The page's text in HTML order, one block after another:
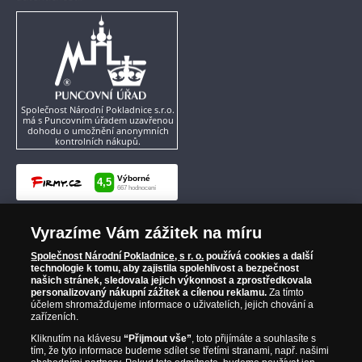
což bylo považováno za dobré znamení.
Červen má ve znamení nejznámější šťastnou
minci pfennik z Německa, která se razila od roku
1995 do roku 1996. Mince průměrem dosahuje
16,50 milimetrů a gramáží 2 gramy. Tyto mince
jsou raženy z mědi. Někteří lidé věří, že měď ruší
zlá kouzla a podporuje lásku, protože je
spojována s Venuší. Němci rádi rozdávají
pfennikovou minci, neboť jsou přesvědčeni, že
přinese štěstí a bohatství. Pokud je navíc
opatřena mincovní značkou G, štěstí se násobí,
důvod je prostý, v němčině se štěstí řekne Glück.
Červencivévodí jednopence z Irska, která se
razila od roku 1940 do roku 1968 z bronzu. V
průměru má 30,90 milimetrů a váhou dosahuje
9,45 gramů. Tato mince má velmi dlouhou
tradici. Dříve, když dva obchodníci mezi sebou
uzavřeli kupní smlouvu či dohodu, potřásli si
rukou a kupující dal svému prodejci tuto minci.
Ta se mu od prodávajícího vrátila až tehdy, když
Společnost Národní Pokladnice s.r.o.
má s Puncovním úřadem uzavřenou
dohodu o umožnění anonymních
kontrolních nákupů.
Vyrazíme Vám zážitek na míru
Společnost Národní Pokladnice, s r. o. používá cookies a další
technologie k tomu, aby zajistila spolehlivost a bezpečnost
našich stránek, sledovala jejich výkonnost a zprostředkovala
personalizovaný nákupní zážitek a cílenou reklamu. Za tímto
účelem shromažďujeme informace o uživatelích, jejich chování a
zařízeních.
Kliknutím na klávesu“Přijmout vše”, toto přijímáte a souhlasíte s
tím, že tyto informace budeme sdílet se třetími stranami, např. našimi